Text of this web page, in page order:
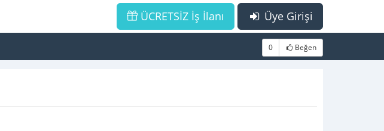
Üye Girişi
ÜCRETSİZ İş İlanı
0 Beğen